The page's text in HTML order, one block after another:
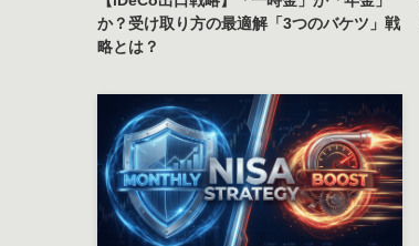
か？受け取り方の最適解「3つのバケツ」戦
略とは？